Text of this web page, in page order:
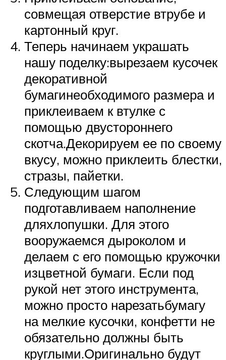
совмещая отверстие втрубе и
картонный круг.
Теперь начинаем украшать
нашу поделку:вырезаем кусочек
декоративной
бумагинеобходимого размера и
приклеиваем к втулке с
помощью двустороннего
скотча.Декорируем ее по своему
вкусу, можно приклеить блестки,
стразы, пайетки.
Следующим шагом
подготавливаем наполнение
дляхлопушки. Для этого
вооружаемся дыроколом и
делаем с его помощью кружочки
изцветной бумаги. Если под
рукой нет этого инструмента,
можно просто нарезатьбумагу
на мелкие кусочки, конфетти не
обязательно должны быть
круглыми.Оригинально будут